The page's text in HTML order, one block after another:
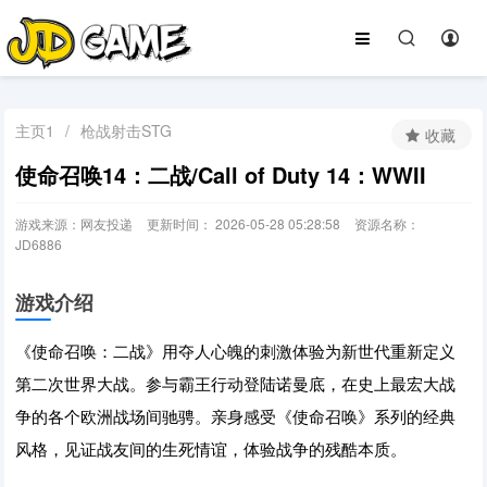
主页1 / 枪战射击STG
使命召唤14：二战/Call of Duty 14：WWII
游戏来源：网友投递 更新时间： 2026-05-28 05:28:58
资源名称：
JD6886
收藏
游戏介绍
《使命召唤：二战》用夺人心魄的刺激体验为新世代重新定义
第二次世界大战。参与霸王行动登陆诺曼底，在史上最宏大战
争的各个欧洲战场间驰骋。亲身感受《使命召唤》系列的经典
风格，见证战友间的生死情谊，体验战争的残酷本质。